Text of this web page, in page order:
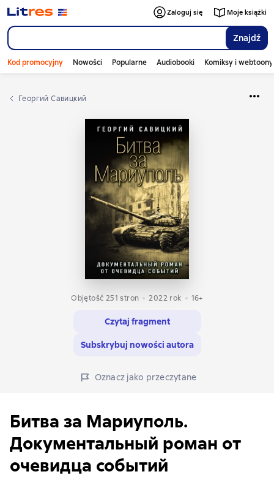
Znajdź
Zaloguj się Moje książki
Kod promocyjny Nowości Popularne Audiobooki Komiksy i webtoony
Георгий Савицкий
Objętość 251 stron 2022 rok 16+
Czytaj fragment
Subskrybuj nowości autora
Oznacz jako przeczytane
Битва за Мариуполь.
Документальный роман от
очевидца событий